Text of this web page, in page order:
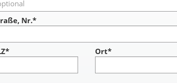
Nr.*
Ort*